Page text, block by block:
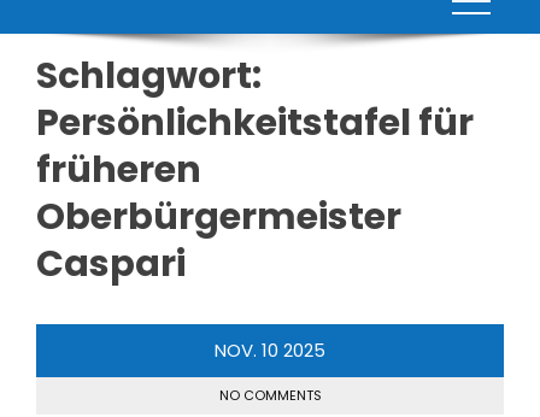
Schlagwort:
Persönlichkeitstafel für
früheren
Oberbürgermeister
Caspari
NOV. 10 2025
NO COMMENTS